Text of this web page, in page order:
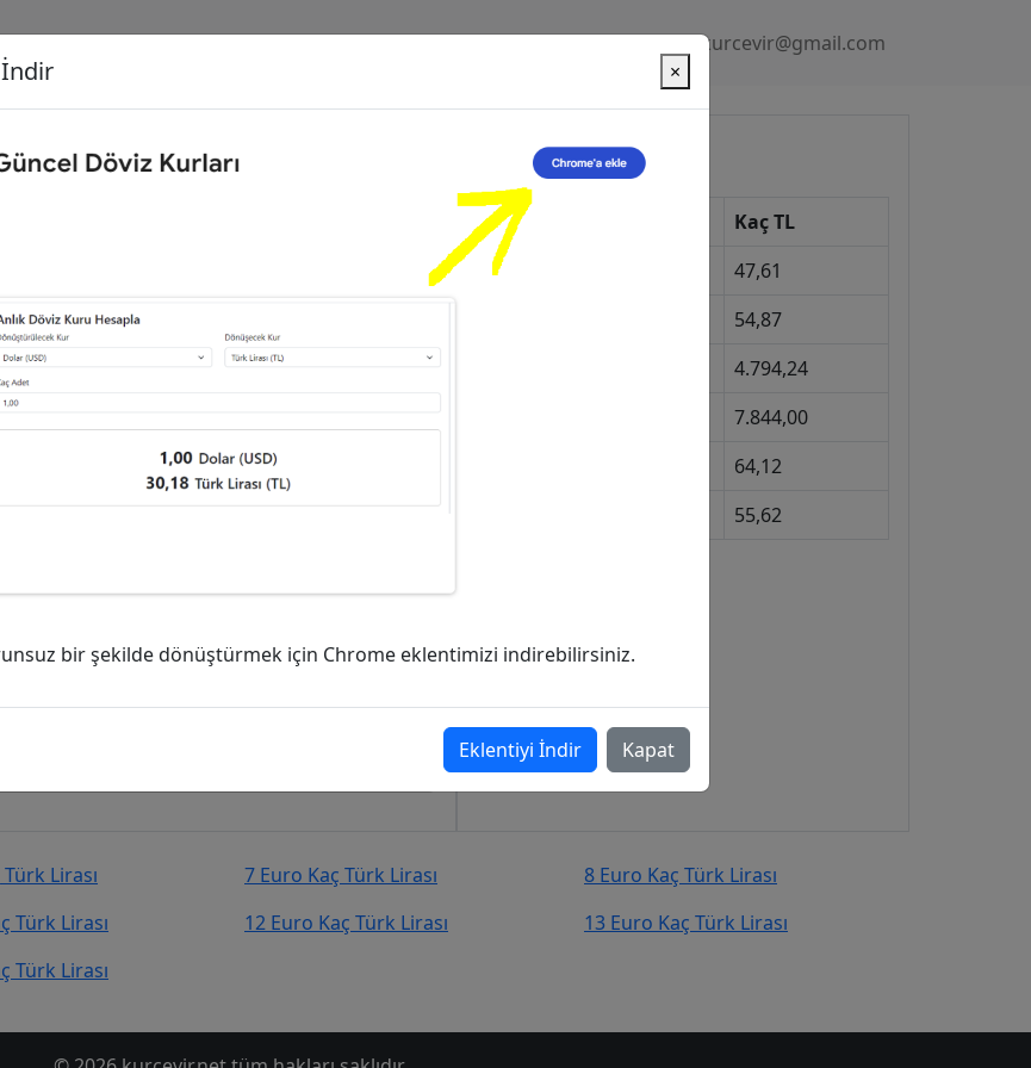
Gizlilik Politikası kurcevir@gmail.com
(TL)?
(TL)
kurcevir.net adresinden takip
Güncel Kurlar
Kur
Kaç TL
Dolar
47,61
54,87
4.794,24
7.844,00
64,12
55,62
Lirası 7 Euro Kaç Türk Lirası
8 Euro Kaç Türk Lirası
Türk Lirası 12 Euro Kaç Türk Lirası
13 Euro Kaç Türk Lirası
Türk Lirası
×
bir şekilde dönüştürmek için Chrome eklentimizi indirebilirsiniz.
Eklentiyi İndir Kapat